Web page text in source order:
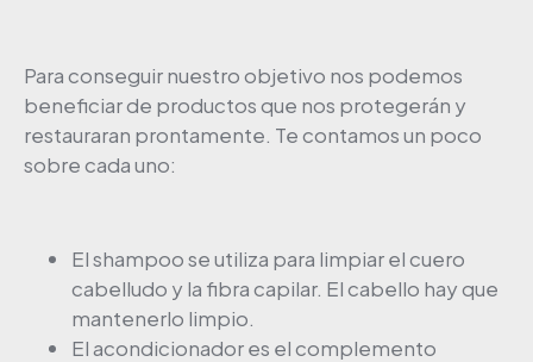
Para conseguir nuestro objetivo nos podemos
beneficiar de productos que nos protegerán y
restauraran prontamente. Te contamos un poco
sobre cada uno:
El shampoo se utiliza para limpiar el cuero
cabelludo y la fibra capilar. El cabello hay que
mantenerlo limpio.
El acondicionador es el complemento